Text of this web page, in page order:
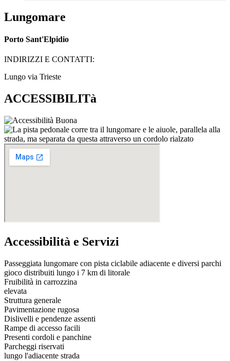
Lungomare
Porto Sant'Elpidio
INDIRIZZI E CONTATTI:​
Lungo via Trieste
ACCESSIBILITà
Accessibilità e Servizi
Passeggiata lungomare con pista ciclabile adiacente e diversi parchi
gioco distribuiti lungo i 7 km di litorale
Fruibilità in carrozzina
elevata
Struttura generale
Pavimentazione rugosa
Dislivelli e pendenze assenti
Rampe di accesso facili
Presenti cordoli e panchine
Parcheggi riservati
lungo l'adiacente strada